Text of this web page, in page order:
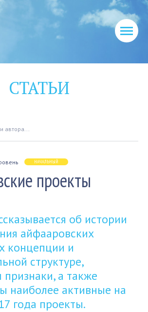
СТАТЬИ
автора...
НАЧАЛЬНЫЙ
проекты
об истории
айфааровских
концепции и
структуре,
а также
наиболее активные на
года проекты.